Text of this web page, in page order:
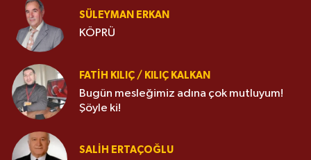
SÜLEYMAN ERKAN
KÖPRÜ
FATIH KILIÇ / KILIÇ KALKAN
Bugün mesleğimiz adına çok mutluyum!
Şöyle ki!
SALIH ERTAÇOĞLU